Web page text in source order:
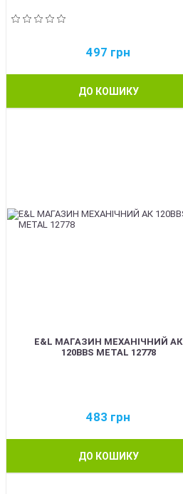
497 грн
ДО КОШИКУ
E&L МАГАЗИН МЕХАНІЧНИЙ АК
120BBS METAL 12778
483 грн
ДО КОШИКУ